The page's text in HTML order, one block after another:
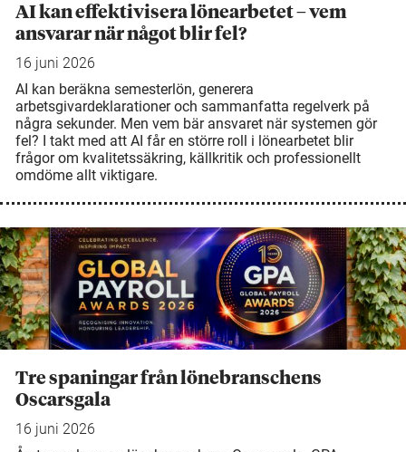
AI kan effektivisera lönearbetet – vem
ansvarar när något blir fel?
16 juni 2026
AI kan beräkna semesterlön, generera
arbetsgivardeklarationer och sammanfatta regelverk på
några sekunder. Men vem bär ansvaret när systemen gör
fel? I takt med att AI får en större roll i lönearbetet blir
frågor om kvalitetssäkring, källkritik och professionellt
omdöme allt viktigare.
Tre spaningar från lönebranschens
Oscarsgala
16 juni 2026